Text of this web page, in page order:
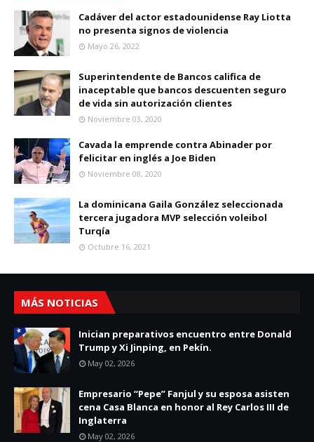
Cadáver del actor estadounidense Ray Liotta
no presenta signos de violencia
Mayo 26, 2022
Superintendente de Bancos califica de
inaceptable que bancos descuenten seguro
de vida sin autorización clientes
Noviembre 03, 2020
Cavada la emprende contra Abinader por
felicitar en inglés a Joe Biden
Noviembre 08, 2020
La dominicana Gaila González seleccionada
tercera jugadora MVP selección voleibol
Turqía
Octubre 16, 2021
MÁS NOTICIAS
Inician preparativos encuentro entre Donald
Trump y Xi Jinping, en Pekín.
May 02, 2026
Empresario “Pepe” Fanjul y su esposa asisten
cena Casa Blanca en honor al Rey Carlos III de
Inglaterra
May 02, 2026